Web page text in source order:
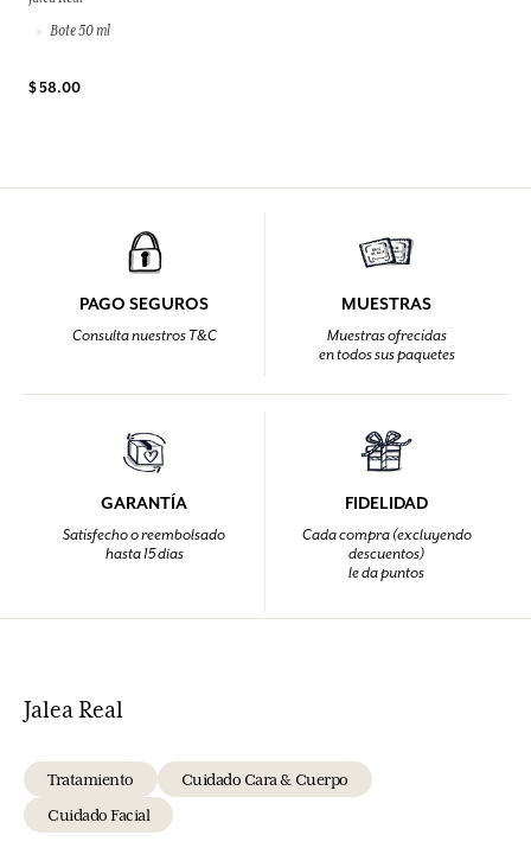
Bote 50 ml
$ 58.00
PAGO SEGUROS
Consulta nuestros T&C
MUESTRAS
Muestras ofrecidas
en todos sus paquetes
GARANTÍA
Satisfecho o reembolsado
hasta 15 días
FIDELIDAD
Cada compra (excluyendo
descuentos)
le da puntos
Jalea Real
Tratamiento
Cuidado Cara & Cuerpo
Cuidado Facial